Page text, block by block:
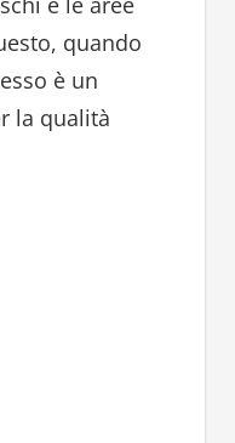
quando
è un
la qualità